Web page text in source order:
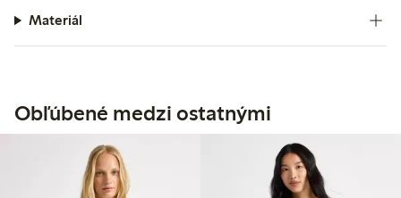
Materiál
Obľúbené medzi ostatnými